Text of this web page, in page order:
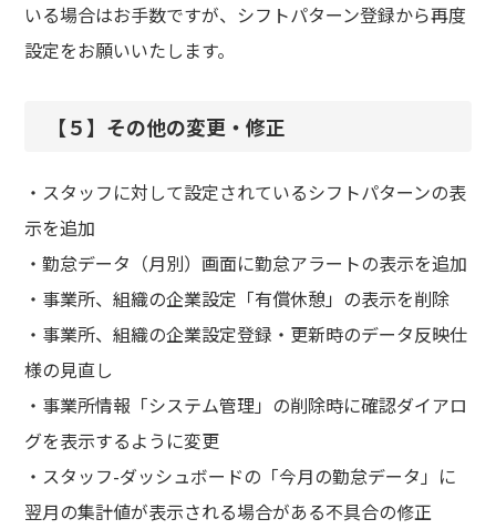
いる場合はお手数ですが、シフトパターン登録から再度
設定をお願いいたします。
【５】その他の変更・修正
・スタッフに対して設定されているシフトパターンの表
示を追加
・勤怠データ（月別）画面に勤怠アラートの表示を追加
・事業所、組織の企業設定「有償休憩」の表示を削除
・事業所、組織の企業設定登録・更新時のデータ反映仕
様の見直し
・事業所情報「システム管理」の削除時に確認ダイアロ
グを表示するように変更
・スタッフ-ダッシュボードの「今月の勤怠データ」に
翌月の集計値が表示される場合がある不具合の修正